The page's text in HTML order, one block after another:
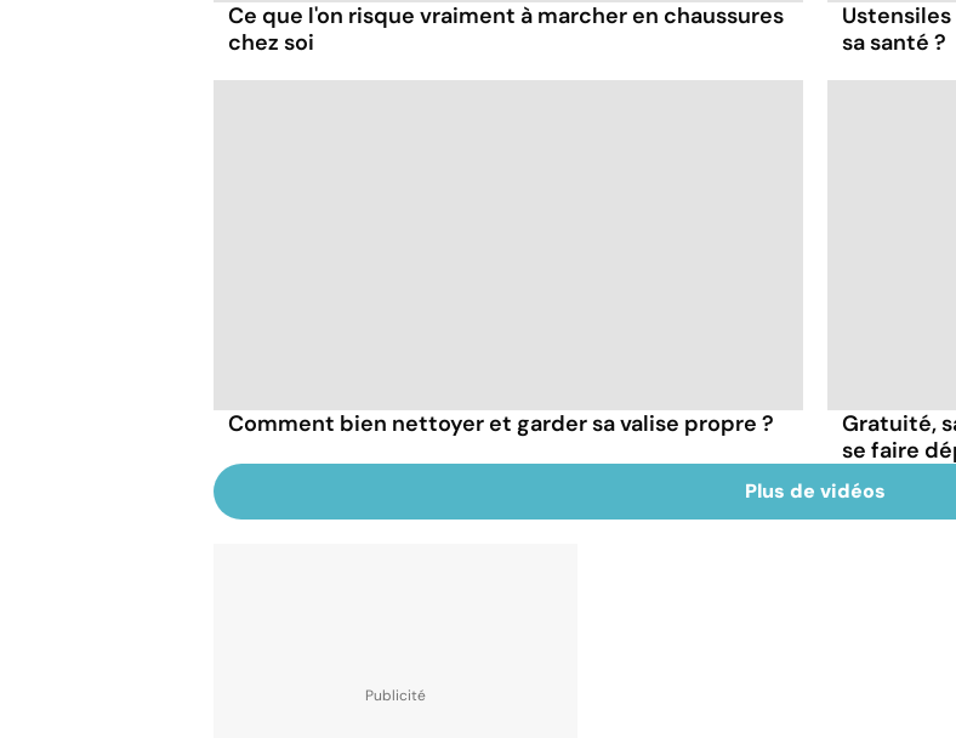
Ce que l'on risque vraiment à marcher en chaussures
chez soi
sa santé ?
Comment bien nettoyer et garder sa valise propre ?
Gratuité,
se faire
Plus de vidéos